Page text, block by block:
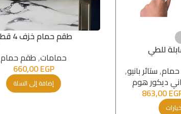
للطي
,ستائر بانیو,
ديكور هوم
863,00
طقم حمام خزف 4 قطع
حمامات,طقم حمام
660,00EGP
إضافة إلى السلة